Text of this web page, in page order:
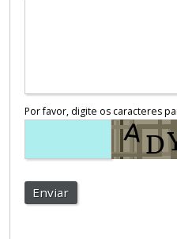
Por favor, digite os caracteres
Enviar